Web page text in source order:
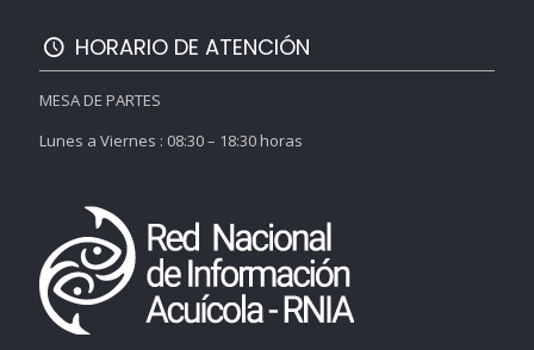
HORARIO DE ATENCIÓN
MESA DE PARTES
Lunes a Viernes : 08:30 – 18:30 horas